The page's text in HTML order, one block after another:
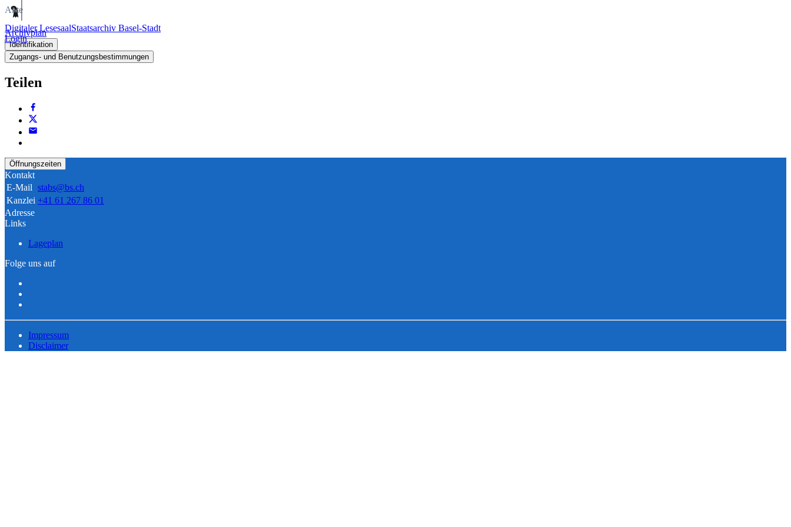
Digitaler LesesaalStaatsarchiv Basel-Stadt
Login
Akte
Archivplan
Identifikation
Zugangs- und Benutzungsbestimmungen
Teilen
Öffnungszeiten
Kontakt
E-Mail stabs@bs.ch
Kanzlei +41 61 267 86 01
Adresse
Links
Lageplan
Folge uns auf
Impressum
Disclaimer